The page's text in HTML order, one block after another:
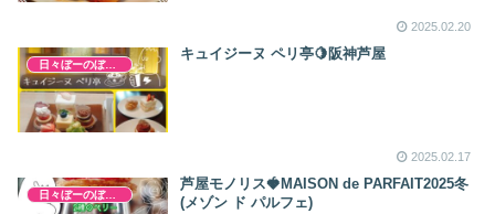
2025.02.20
日々ぼーのぼーの
キュイジーヌ ペリ亭🍋阪神芦屋
2025.02.17
日々ぼーのぼーの
芦屋モノリス🍓MAISON de PARFAIT2025冬
(メゾン ド パルフェ)